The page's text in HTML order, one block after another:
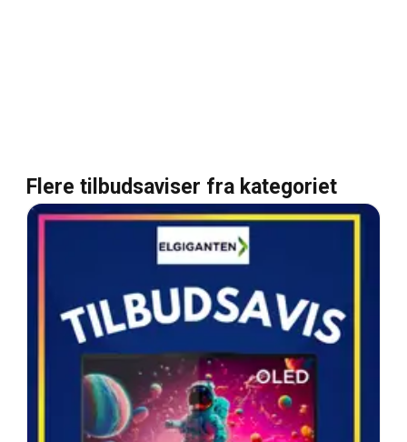
Flere tilbudsaviser fra kategoriet